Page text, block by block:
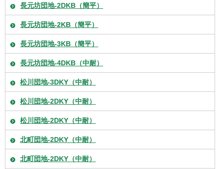
長元坊団地-2DKB（簡平）
長元坊団地-2KB（簡平）
長元坊団地-3KB（簡平）
長元坊団地-4DKB（中耐）
松川団地-3DKY（中耐）
松川団地-2DKY（中耐）
松川団地-2DKY（中耐）
北町団地-2DKY（中耐）
北町団地-2DKY（中耐）